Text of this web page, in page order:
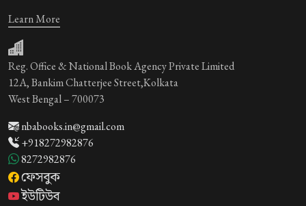
Learn More
Reg. Office & National Book Agency Private Limited
12A, Bankim Chatterjee Street,Kolkata
West Bengal – 700073
nbabooks.in@gmail.com
+918272982876
8272982876
ফেসবুক
ইউটিউব